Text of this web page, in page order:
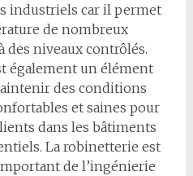
industriels car il permet
de nombreux
des niveaux contrôlés.
également un élément
des conditions
et saines pour
dans les bâtiments
La robinetterie est
de l’ingénierie